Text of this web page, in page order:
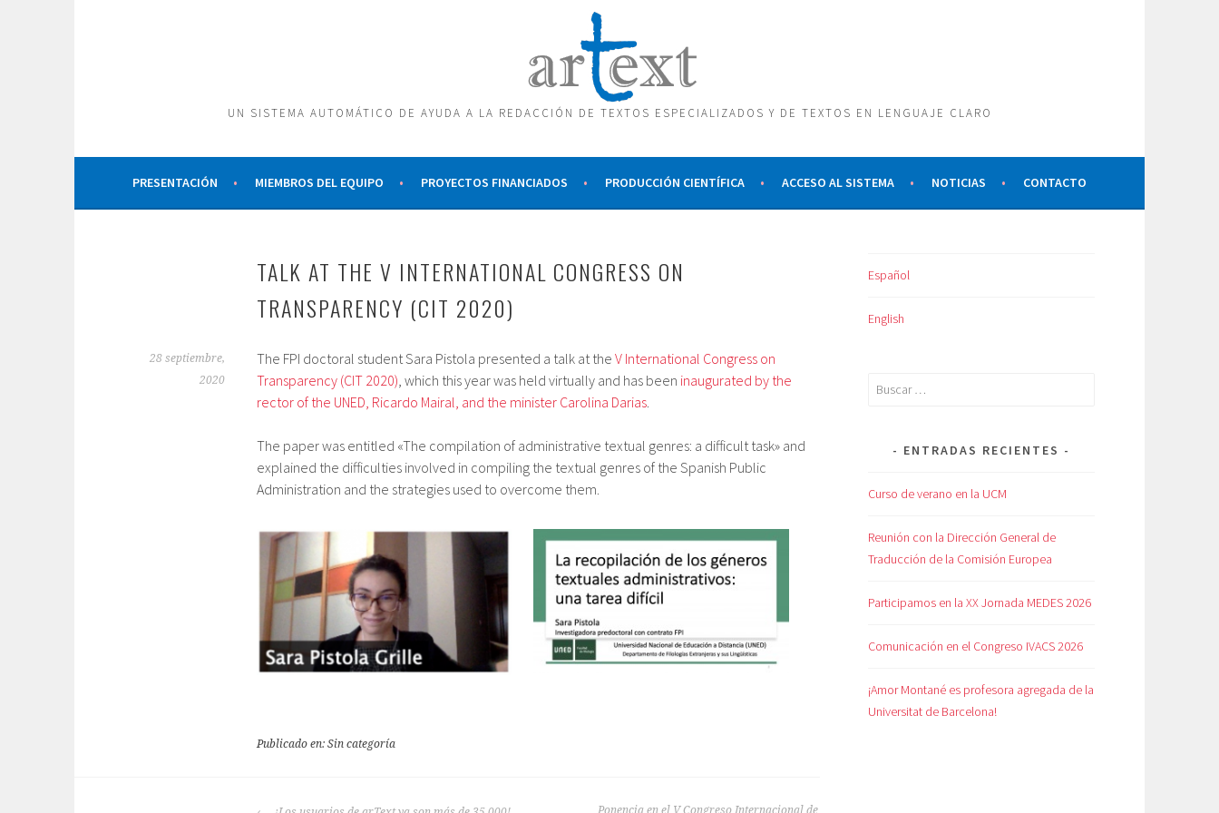
UN SISTEMA AUTOMÁTICO DE AYUDA A LA REDACCIÓN DE TEXTOS ESPECIALIZADOS Y DE TEXTOS EN LENGUAJE CLARO
PRESENTACIÓN MIEMBROS DEL EQUIPO PROYECTOS FINANCIADOS PRODUCCIÓN CIENTÍFICA ACCESO AL SISTEMA NOTICIAS CONTACTO
TALK AT THE V INTERNATIONAL CONGRESS ON
TRANSPARENCY (CIT 2020)
28 septiembre,
2020
The FPI doctoral student Sara Pistola presented a talk at the V International Congress on
Transparency (CIT 2020), which this year was held virtually and has been inaugurated by the
rector of the UNED, Ricardo Mairal, and the minister Carolina Darias.
The paper was entitled «The compilation of administrative textual genres: a difficult task» and
explained the difficulties involved in compiling the textual genres of the Spanish Public
Administration and the strategies used to overcome them.
Publicado en: Sin categoría
Ponencia en el V Congreso Internacional de
Español
English
Buscar:
ENTRADAS RECIENTES
Curso de verano en la UCM
Reunión con la Dirección General de
Traducción de la Comisión Europea
Participamos en la XX Jornada MEDES 2026
Comunicación en el Congreso IVACS 2026
¡Amor Montané es profesora agregada de la
Universitat de Barcelona!